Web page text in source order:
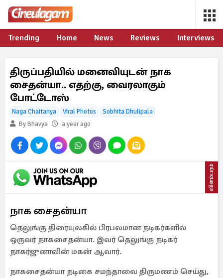
Trending Home News Reviews Interviews
திருப்பதியில் மனைவியுடன் நாக
சைதன்யா.. எதற்கு, வைரலாகும்
போட்டோஸ்
Naga Chaitanya Viral Photos
Sobhita Dhulipala
By Bhavya
a year ago
விளம்பரம்
நாக சைதன்யா
தெலுங்கு திரையுலகில் பிரபலமான நடிகர்களில்
ஒருவர் நாகசைதன்யா. இவர் தெலுங்கு நடிகர்
நாகர்ஜுனாவின் மகன் ஆவார்.
நாகசைதன்யா நடிகை சமந்தாவை திருமணம் செய்து,